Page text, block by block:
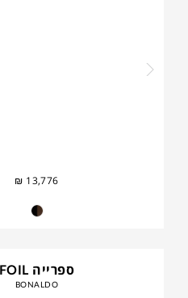
₪ 13,776
ספרייה FOIL
BONALDO